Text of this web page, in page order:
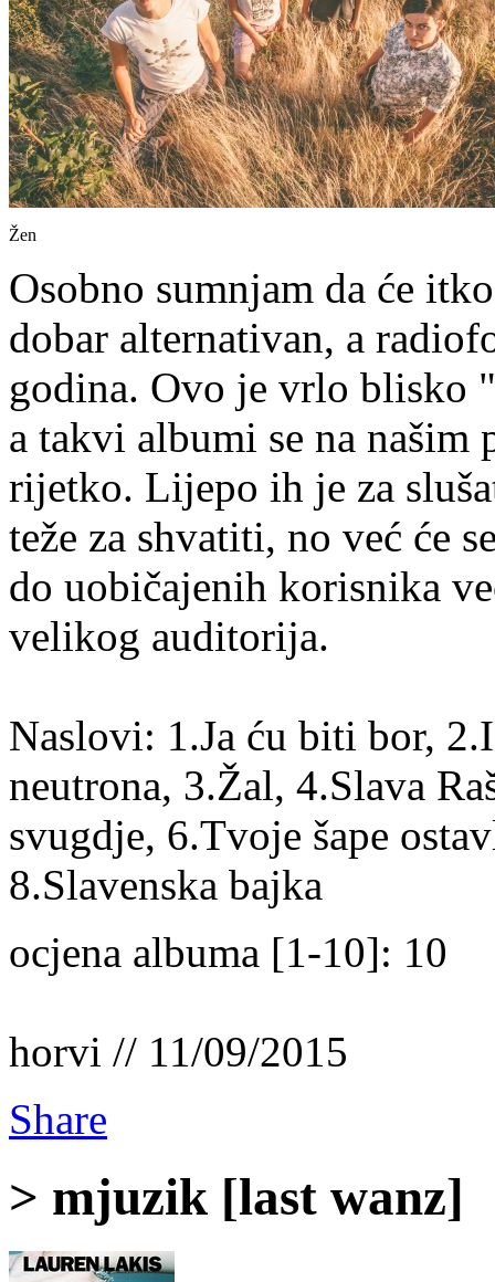
Žen
Osobno sumnjam da će
dobar alternativan, a
godina. Ovo je vrlo blisko
a takvi albumi se na
rijetko. Lijepo ih je za
teže za shvatiti, no već će
do uobičajenih korisnika
velikog auditorija.
Naslovi: 1.Ja ću biti bor,
neutrona, 3.Žal, 4.Slava
svugdje, 6.Tvoje šape
8.Slavenska bajka
ocjena albuma [1-10]: 10
horvi // 11/09/2015
Share
> mjuzik [last wanz]